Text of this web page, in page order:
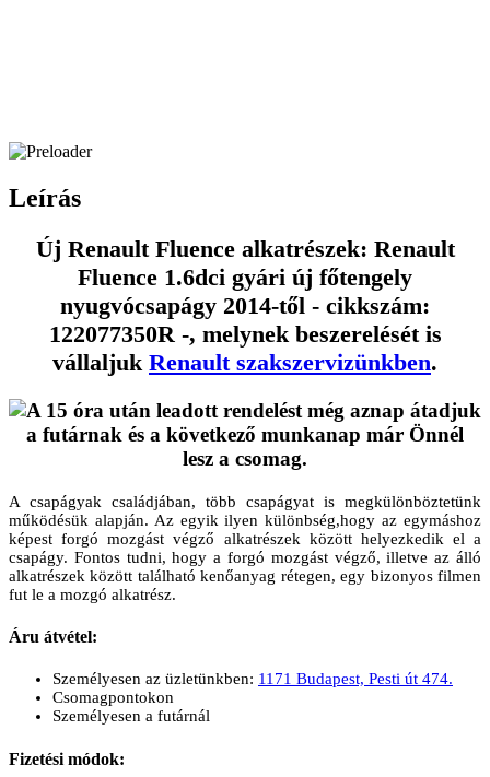
Leírás
Új Renault Fluence alkatrészek: Renault
Fluence 1.6dci gyári új főtengely
nyugvócsapágy 2014-től - cikkszám:
122077350R -, melynek beszerelését is
vállaljuk Renault szakszervizünkben.
A csapágyak családjában, több csapágyat is megkülönböztetünk
működésük alapján. Az egyik ilyen különbség,hogy az egymáshoz
képest forgó mozgást végző alkatrészek között helyezkedik el a
csapágy. Fontos tudni, hogy a forgó mozgást végző, illetve az álló
alkatrészek között található kenőanyag rétegen, egy bizonyos filmen
fut le a mozgó alkatrész.
Áru átvétel:
Személyesen az üzletünkben: 1171 Budapest, Pesti út 474.
Csomagpontokon
Személyesen a futárnál
Fizetési módok: